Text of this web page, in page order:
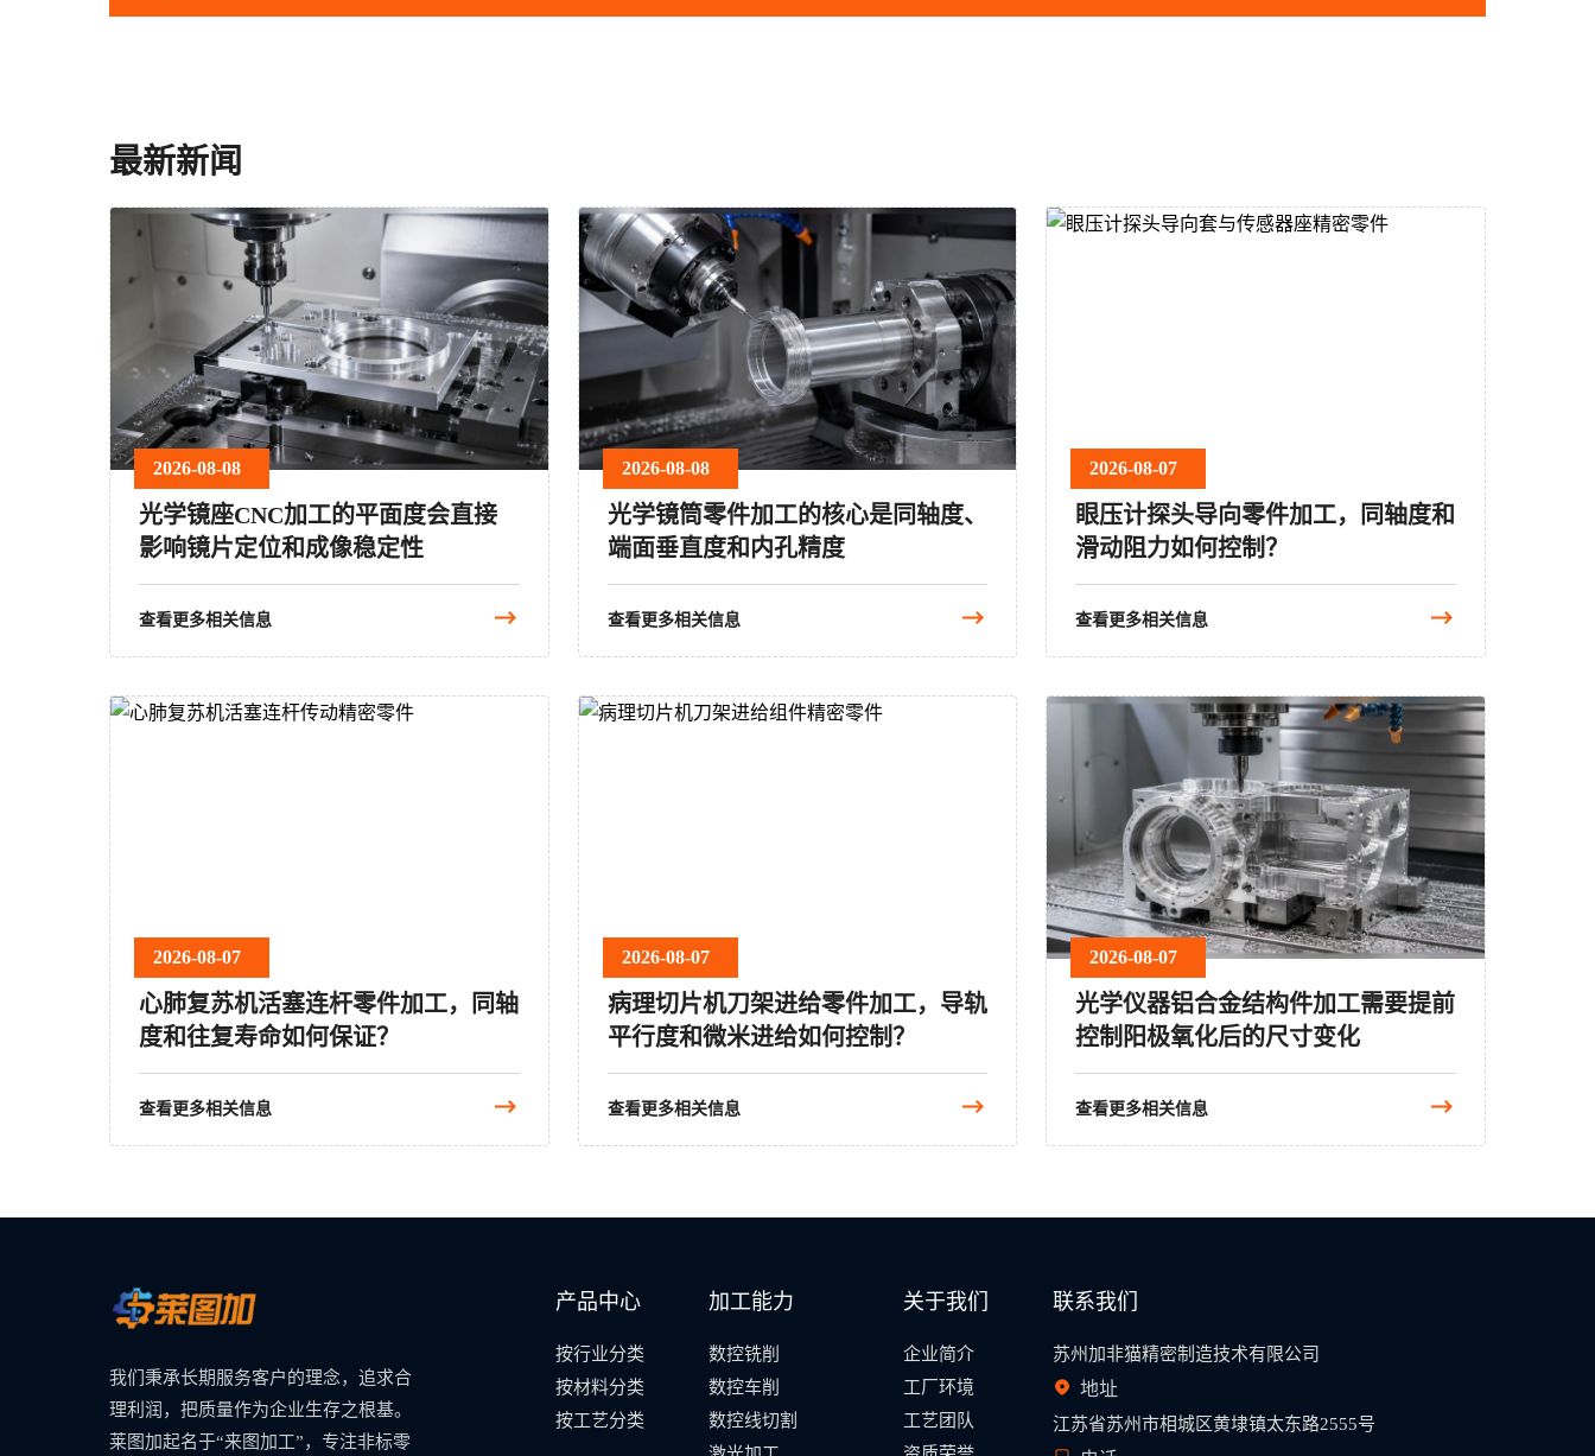
最新新闻
2026-08-08
光学镜座CNC加工的平面度会直接
影响镜片定位和成像稳定性
查看更多相关信息
2026-08-08
光学镜筒零件加工的核心是同轴度、
端面垂直度和内孔精度
查看更多相关信息
2026-08-07
眼压计探头导向零件加工，同轴度和
滑动阻力如何控制？
查看更多相关信息
2026-08-07
心肺复苏机活塞连杆零件加工，同轴
度和往复寿命如何保证？
查看更多相关信息
2026-08-07
病理切片机刀架进给零件加工，导轨
平行度和微米进给如何控制？
查看更多相关信息
2026-08-07
光学仪器铝合金结构件加工需要提前
控制阳极氧化后的尺寸变化
查看更多相关信息
我们秉承长期服务客户的理念，追求合
理利润，把质量作为企业生存之根基。
莱图加起名于“来图加工”，专注非标零
产品中心
按行业分类
按材料分类
按工艺分类
加工能力
数控铣削
数控车削
数控线切割
关于我们
企业简介
工厂环境
工艺团队
联系我们
苏州加非猫精密制造技术有限公司
地址
江苏省苏州市相城区黄埭镇太东路2555号